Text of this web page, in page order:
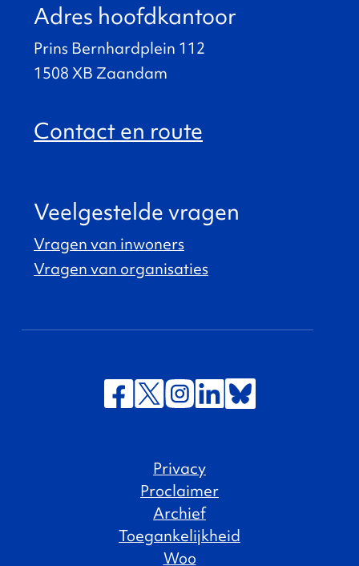
Adres hoofdkantoor
Prins Bernhardplein 112
1508 XB Zaandam
Contact en route
Veelgestelde vragen
Vragen van inwoners
Vragen van organisaties
Privacy
Proclaimer
Archief
Toegankelijkheid
Woo